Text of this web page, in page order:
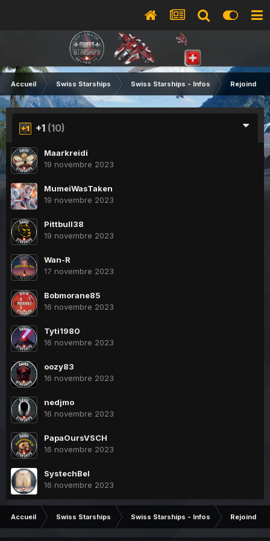
Accueil Swiss Starships Swiss Starships - Infos Rejoindre
+1 (10)
Maarkreidi
19 novembre 2023
MumeiWasTaken
19 novembre 2023
Pittbull38
19 novembre 2023
Wan-R
17 novembre 2023
Bobmorane85
16 novembre 2023
Tyti1980
16 novembre 2023
oozy83
16 novembre 2023
nedjmo
16 novembre 2023
PapaOursVSCH
16 novembre 2023
SystechBel
16 novembre 2023
Accueil Swiss Starships Swiss Starships - Infos Rejoindre